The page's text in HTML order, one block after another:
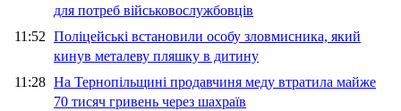
для потреб військовослужбовців
11:52 Поліцейські встановили особу зловмисника, який
кинув металеву пляшку в дитину
11:28 На Тернопільщині продавчиня меду втратила майже
70 тисяч гривень через шахраїв